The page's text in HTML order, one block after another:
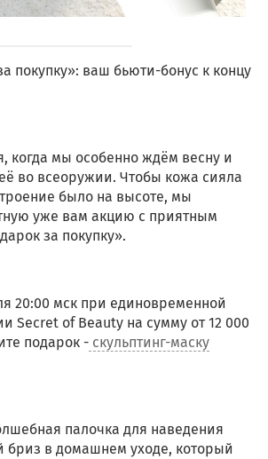
покупку»: ваш бьюти-бонус к концу
когда мы особенно ждём весну и
во всеоружии. Чтобы кожа сияла
было на высоте, мы
уже вам акцию с приятным
за покупку».
20:00 мск при единовременной
Secret of Beauty на сумму от 12 000
подарок - скульптинг-маску
палочка для наведения
бриз в домашнем уходе, который